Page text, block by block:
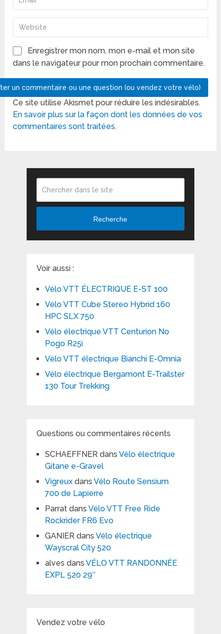
Enregistrer mon nom, mon e-mail et mon site
dans le navigateur pour mon prochain commentaire.
Ce site utilise Akismet pour réduire les indésirables.
En savoir plus sur la façon dont les données de vos
commentaires sont traitées.
Recherche
Voir aussi :
Vélo VTT ÉLECTRIQUE E-ST 100
Vélo VTT Cube Stereo Hybrid 160
HPC SLX 750
Vélo électrique VTT Centurion No
Pogo R25i
Vélo VTT électrique Bianchi E-Omnia
Vélo électrique Bergamont E-Trailster
130 Tour Trekking
Questions ou commentaires récents
SCHAEFFNERdans Vélo électrique
Gitane e-Gravel
Vigreuxdans Vélo Route Sensium
700 de Lapierre
Parratdans Vélo VTT Free Ride
Rockrider FR6 Evo
GANIERdans Vélo électrique
Wayscral City 520
alves dans VÉLO VTT RANDONNÉE
EXPL 520 29″
Vendez votre vélo